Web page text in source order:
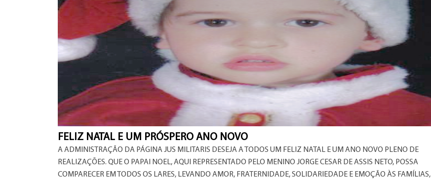
FELIZ NATAL E UM PRÓSPERO ANO NOVO
A ADMINISTRAÇÃO DA PÁGINA JUS MILITARIS DESEJA A TODOS UM FELIZ NATAL E UM ANO NOVO PLENO DE
REALIZAÇÕES. QUE O PAPAI NOEL, AQUI REPRESENTADO PELO MENINO JORGE CESAR DE ASSIS NETO, POSSA
COMPARECER EM TODOS OS LARES, LEVANDO AMOR, FRATERNIDADE, SOLIDARIEDADE E EMOÇÃO ÀS FAMÍLIAS,